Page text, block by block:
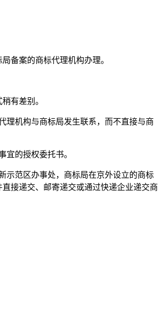
备案的商标代理机构办理。
有差别。
理机构与商标局发生联系，而不直接与商
宜的授权委托书。
示范区办事处，商标局在京外设立的商标
接递交、邮寄递交或通过快递企业递交商